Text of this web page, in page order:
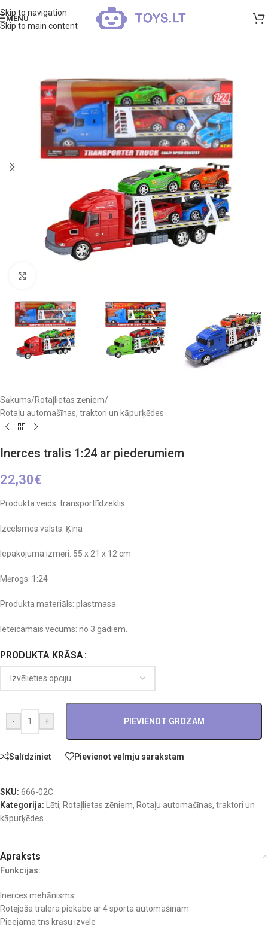
Skip to navigation
Skip to main content
MENU
Sākums/Rotaļlietas zēniem/
Rotaļu automašīnas, traktori un kāpurķēdes
Inerces tralis 1:24 ar piederumiem
22,30€
Produkta veids: transportlīdzeklis
Izcelsmes valsts: Ķīna
Iepakojuma izmēri: 55 x 21 x 12 cm
Mērogs: 1:24
Produkta materiāls: plastmasa
Ieteicamais vecums: no 3 gadiem.
PRODUKTA KRĀSA
- + PIEVIENOT GROZAM
Salīdziniet Pievienot vēlmju sarakstam
SKU: 666-02C
Kategorija:
Lēti, Rotaļlietas zēniem, Rotaļu automašīnas, traktori un
kāpurķēdes
Apraksts
Funkcijas:
Inerces mehānisms
Rotējoša tralera piekabe ar 4 sporta automašīnām
Pieejama trīs krāsu izvēle